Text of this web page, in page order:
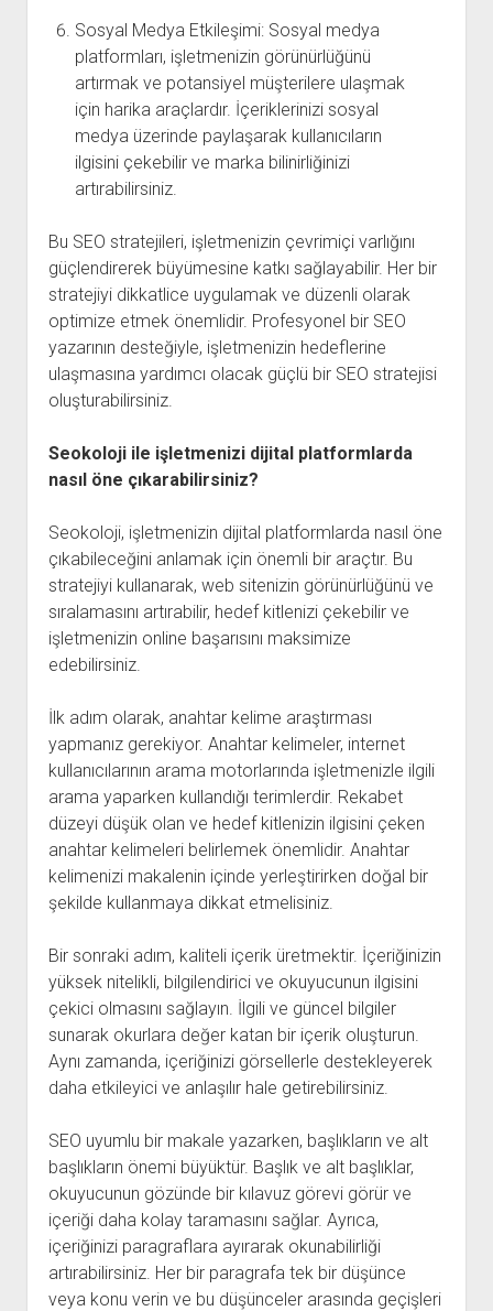
Sosyal Medya Etkileşimi: Sosyal medya
platformları, işletmenizin görünürlüğünü
artırmak ve potansiyel müşterilere ulaşmak
için harika araçlardır. İçeriklerinizi sosyal
medya üzerinde paylaşarak kullanıcıların
ilgisini çekebilir ve marka bilinirliğinizi
artırabilirsiniz.
Bu SEO stratejileri, işletmenizin çevrimiçi varlığını
güçlendirerek büyümesine katkı sağlayabilir. Her bir
stratejiyi dikkatlice uygulamak ve düzenli olarak
optimize etmek önemlidir. Profesyonel bir SEO
yazarının desteğiyle, işletmenizin hedeflerine
ulaşmasına yardımcı olacak güçlü bir SEO stratejisi
oluşturabilirsiniz.
Seokoloji ile işletmenizi dijital platformlarda
nasıl öne çıkarabilirsiniz?
Seokoloji, işletmenizin dijital platformlarda nasıl öne
çıkabileceğini anlamak için önemli bir araçtır. Bu
stratejiyi kullanarak, web sitenizin görünürlüğünü ve
sıralamasını artırabilir, hedef kitlenizi çekebilir ve
işletmenizin online başarısını maksimize
edebilirsiniz.
İlk adım olarak, anahtar kelime araştırması
yapmanız gerekiyor. Anahtar kelimeler, internet
kullanıcılarının arama motorlarında işletmenizle ilgili
arama yaparken kullandığı terimlerdir. Rekabet
düzeyi düşük olan ve hedef kitlenizin ilgisini çeken
anahtar kelimeleri belirlemek önemlidir. Anahtar
kelimenizi makalenin içinde yerleştirirken doğal bir
şekilde kullanmaya dikkat etmelisiniz.
Bir sonraki adım, kaliteli içerik üretmektir. İçeriğinizin
yüksek nitelikli, bilgilendirici ve okuyucunun ilgisini
çekici olmasını sağlayın. İlgili ve güncel bilgiler
sunarak okurlara değer katan bir içerik oluşturun.
Aynı zamanda, içeriğinizi görsellerle destekleyerek
daha etkileyici ve anlaşılır hale getirebilirsiniz.
SEO uyumlu bir makale yazarken, başlıkların ve alt
başlıkların önemi büyüktür. Başlık ve alt başlıklar,
okuyucunun gözünde bir kılavuz görevi görür ve
içeriği daha kolay taramasını sağlar. Ayrıca,
içeriğinizi paragraflara ayırarak okunabilirliği
artırabilirsiniz. Her bir paragrafa tek bir düşünce
veya konu verin ve bu düşünceler arasında geçişleri